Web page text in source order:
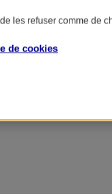
les refuser comme de
de cookies